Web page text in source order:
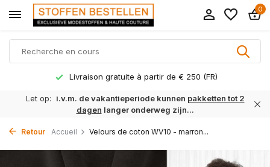
0
Livraison gratuite à partir de € 250 (FR)
Let op: i.v.m. de vakantieperiode kunnen pakketten tot 2
dagen langer onderweg zijn...
Retour Accueil Velours de coton WV10 - marron...